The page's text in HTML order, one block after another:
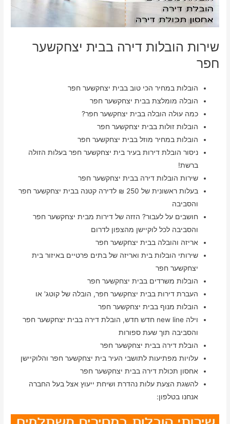
שירות הובלות דירה בבית יצחקשער
חפר
הובלות במחיר הכי טוב בבית יצחקשער חפר
הובלה מומלצת בבית יצחקשער חפר
כמה עולה הובלה בבית יצחקשער חפר?
הובלות זולות בבית יצחקשער חפר
הובלות במחיר מוזל בבית יצחקשער חפר
ניסור הובלת דירות בעיר בית יצחקשער חפר בעלות הזולה
ברשת!
שירות הובלות דירה בבית יצחקשער חפר
בעלות ראשונית של 250 ₪ לדירה קטנה בבית יצחקשער חפר
והסביבה
חושבים על לעבור? הזזה של דירות מבית יצחקשער חפר
והסביבה לכל לוקיישן מהצפון לדרום
אריזה והובלה בבית יצחקשער חפר
שירותי הובלות בית ואריזה של בתים פרטיים באיזור בית
יצחקשער חפר
הובלות משרדים בבית יצחקשער חפר
העברת דירות בבית יצחקשער חפר, הובלה של קוטג' או
הובלות מנוף בבית יצחקשער חפר
וילה new line חדש חדש, הובלת דירה בבית יצחקשער חפר
והסביבה תוך שעת ספורות
הובלת דירה בבית יצחקשער חפר
עלויות מפתיעות לתושבי העיר בית יצחקשער חפר והלוקיישן
אחסון תכולת דירה בבית יצחקשער חפר
להשגת הצעת עלות נהדרת ושיחת ייעוץ אצל בעל החברה
אנחנו בטלפון: